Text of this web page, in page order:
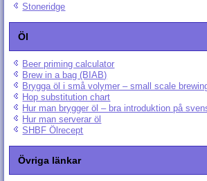
Stoneridge
Öl
Beer priming calculator
Brew in a bag (BIAB)
Brygga öl i små volymer – small scale
Hop substitution chart
Hur man brygger öl – bra introduktion på
Hur man serverar öl
SHBF Ölrecept
Övriga länkar